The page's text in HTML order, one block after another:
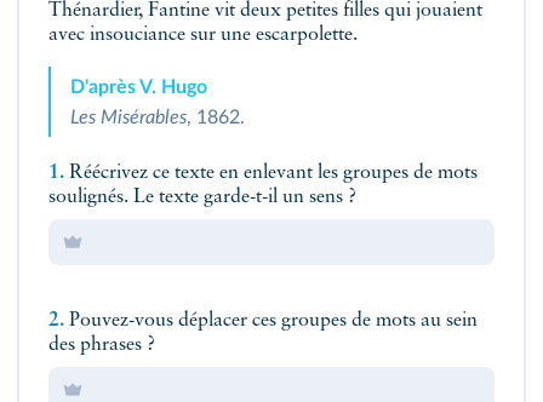
Thénardier, Fantine vit deux petites filles qui jouaient
avec insouciance sur une escarpolette.
D'après V. Hugo
Les Misérables, 1862.
1. Réécrivez ce texte en enlevant les groupes de mots
soulignés. Le texte garde-t-il un sens ?
2. Pouvez-vous déplacer ces groupes de mots au sein
des phrases ?